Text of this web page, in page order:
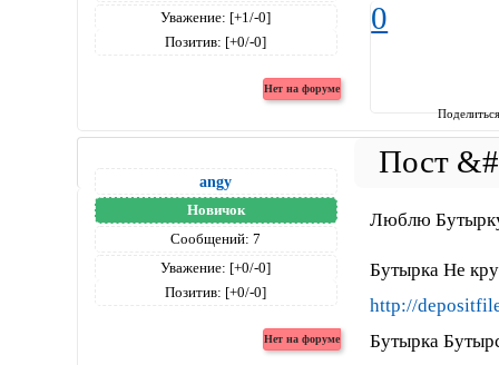
Уважение: [+1/-0]
Позитив: [+0/-0]
0
angy
Новичок
Сообщений: 7
Уважение: [+0/-0]
Позитив: [+0/-0]
Люблю
Бутырка Не
http://
Бутырка